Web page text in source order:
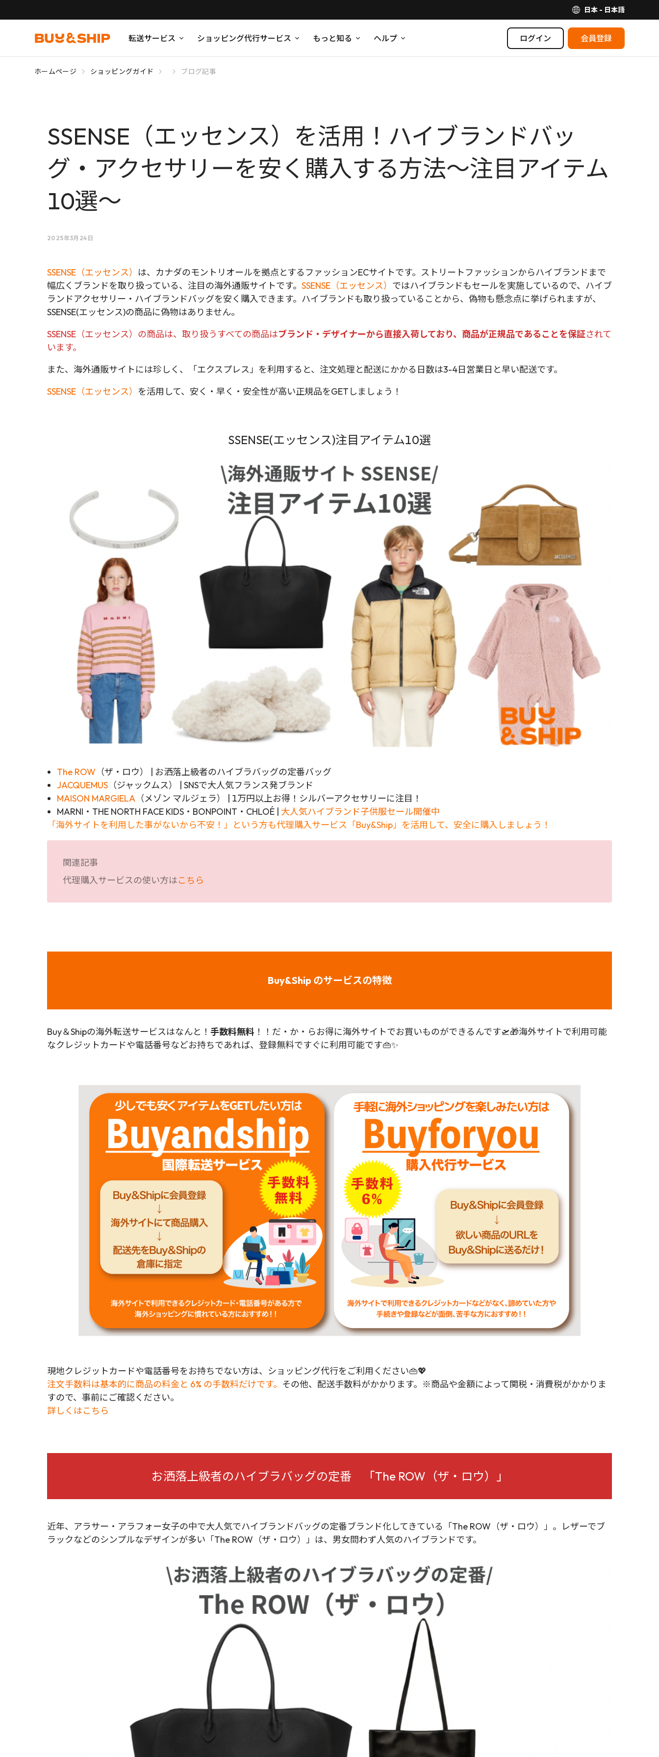
日本 - 日本語
転送サービス ショッピング代行サービス もっと知る ヘルプ ログイン 会員登録
ホームページ ショッピングガイド ブログ記事
SSENSE（エッセンス）を活用！ハイブランドバッ
グ・アクセサリーを安く購入する方法〜注目アイテム
10選〜
2025年3月24日
SSENSE（エッセンス） は、カナダのモントリオールを拠点とするファッションECサイトです。ストリートファッションからハイブランドまで
幅広くブランドを取り扱っている、注目の海外通販サイトです。 SSENSE（エッセンス） ではハイブランドもセールを実施しているので、ハイブ
ランドアクセサリー・ハイブランドバッグを安く購入できます。ハイブランドも取り扱っていることから、偽物も懸念点に挙げられますが、
SSENSE(エッセンス)の商品に偽物はありません。
SSENSE（エッセンス）の商品は、取り扱うすべての商品はブランド・デザイナーから直接入荷しており、商品が正規品であることを保証されて
います。
また、海外通販サイトには珍しく、「エクスプレス」を利用すると、注文処理と配送にかかる日数は3-4日営業日と早い配送です。
SSENSE（エッセンス） を活用して、安く・早く・安全性が高い正規品をGETしましょう！
SSENSE(エッセンス)注目アイテム10選
The ROW （ザ・ロウ） | お洒落上級者のハイブラバッグの定番バッグ
JACQUEMUS （ジャックムス） | SNSで大人気フランス発ブランド
MAISON MARGIELA （メゾン マルジェラ） | 1万円以上お得！シルバーアクセサリーに注目！
MARNI・THE NORTH FACE KIDS・BONPOINT・CHLOÉ | 大人気ハイブランド子供服セール開催中
「海外サイトを利用した事がないから不安！」という方も代理購入サービス「Buy&Ship」を活用して、安全に購入しましょう！
関連記事
代理購入サービスの使い方はこちら
Buy&Ship のサービスの特徴
Buy＆Shipの海外転送サービスはなんと！ 手数料無料 ！！だ・か・らお得に海外サイトでお買いものができるんです🛫🎁海外サイトで利用可能
なクレジットカードや電話番号などお持ちであれば、登録無料ですぐに利用可能です👜✨
現地クレジットカードや電話番号をお持ちでない方は、ショッピング代行をご利用ください👜💖
注文手数料は基本的に商品の料金と 6% の手数料だけです。 その他、配送手数料がかかります。※商品や金額によって関税・消費税がかかりま
すので、事前にご確認ください。
詳しくはこちら
お洒落上級者のハイブラバッグの定番 「The ROW（ザ・ロウ）」
近年、アラサー・アラフォー女子の中で大人気でハイブランドバッグの定番ブランド化してきている「The ROW（ザ・ロウ）」。レザーでブ
ラックなどのシンプルなデザインが多い「The ROW（ザ・ロウ）」は、男女問わず人気のハイブランドです。